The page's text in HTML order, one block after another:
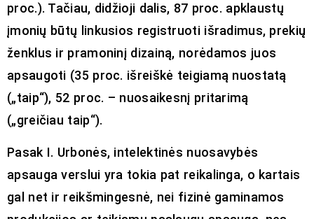
proc.). Tačiau, didžioji dalis, 87 proc. apklaustų
įmonių būtų linkusios registruoti išradimus, prekių
ženklus ir pramoninį dizainą, norėdamos juos
apsaugoti (35 proc. išreiškė teigiamą nuostatą
(„taip“), 52 proc. – nuosaikesnį pritarimą
(„greičiau taip“).
Pasak I. Urbonės, intelektinės nuosavybės
apsauga verslui yra tokia pat reikalinga, o kartais
gal net ir reikšmingesnė, nei fizinė gaminamos